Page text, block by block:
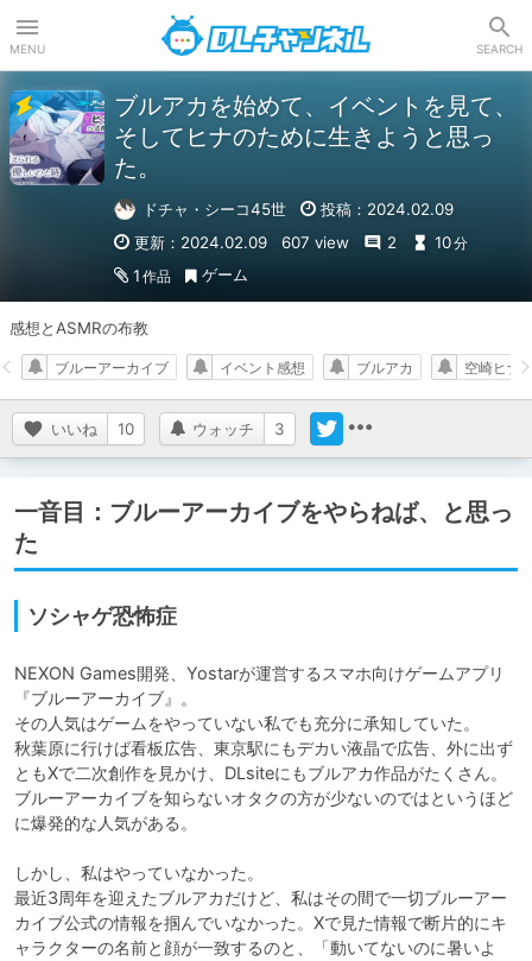
MENU SEARCH
ブルアカを始めて、イベントを見て、
そしてヒナのために生きようと思っ
た。
ドチャ・シーコ45世
投稿：2024.02.09
更新：2024.02.09
607 view 2 10分
1 作品 ゲーム
感想とASMRの布教
いいね 10 ウォッチ 3
ブルーアーカイブ イベント感想 ブルアカ 空崎ヒナ
一音目：ブルーアーカイブをやらねば、と思っ
た
ソシャゲ恐怖症
NEXON Games開発、Yostarが運営するスマホ向けゲームアプリ
『ブルーアーカイブ』。
その人気はゲームをやっていない私でも充分に承知していた。
秋葉原に行けば看板広告、東京駅にもデカい液晶で広告、外に出ず
ともXで二次創作を見かけ、DLsiteにもブルアカ作品がたくさん。
ブルーアーカイブを知らないオタクの方が少ないのではというほど
に爆発的な人気がある。
しかし、私はやっていなかった。
最近3周年を迎えたブルアカだけど、私はその間で一切ブルーアー
カイブ公式の情報を掴んでいなかった。Xで見た情報で断片的にキ
ャラクターの名前と顔が一致するのと、「動いてないのに暑いよ